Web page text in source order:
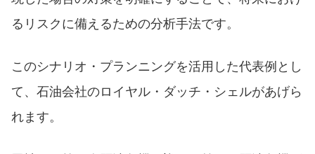
るリスクに備えるための分析手法です。
このシナリオ・プランニングを活用した代表例とし
て、石油会社のロイヤル・ダッチ・シェルがあげら
れます。